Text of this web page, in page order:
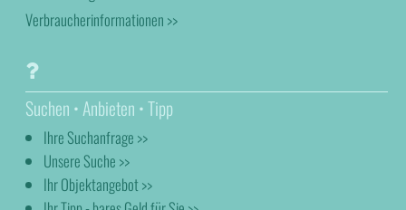
Verbraucherinformationen >>
Suchen • Anbieten • Tipp
Ihre Suchanfrage >>
Unsere Suche >>
Ihr Objektangebot >>